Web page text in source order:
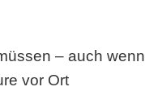
– auch wenn
vor Ort